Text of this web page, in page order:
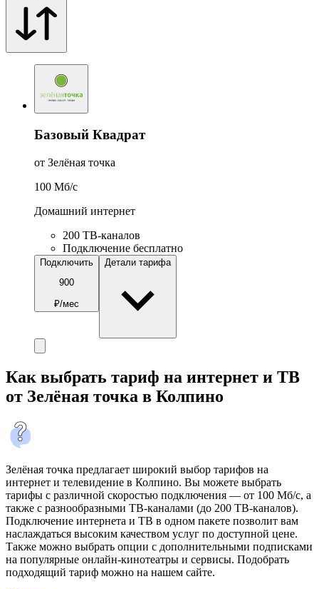
Базовый Квадрат
от Зелёная точка
100 Мб/c
Домашний интернет
200 ТВ-каналов
Подключение бесплатно
Подключить
900
₽/мес
Детали тарифа
Как выбрать тариф на интернет и ТВ
от Зелёная точка в Колпино
Зелёная точка предлагает широкий выбор тарифов на
интернет и телевидение в Колпино. Вы можете выбрать
тарифы с различной скоростью подключения — от 100 Мб/с, а
также с разнообразными ТВ-каналами (до 200 ТВ-каналов).
Подключение интернета и ТВ в одном пакете позволит вам
наслаждаться высоким качеством услуг по доступной цене.
Также можно выбрать опции с дополнительными подписками
на популярные онлайн-кинотеатры и сервисы. Подобрать
подходящий тариф можно на нашем сайте.